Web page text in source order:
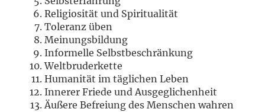
Religiosität und Spiritualität
Toleranz üben
Meinungsbildung
Informelle Selbstbeschränkung
Weltbruderkette
Humanität im täglichen Leben
Innerer Friede und Ausgeglichenheit
Äußere Befreiung des Menschen wahren